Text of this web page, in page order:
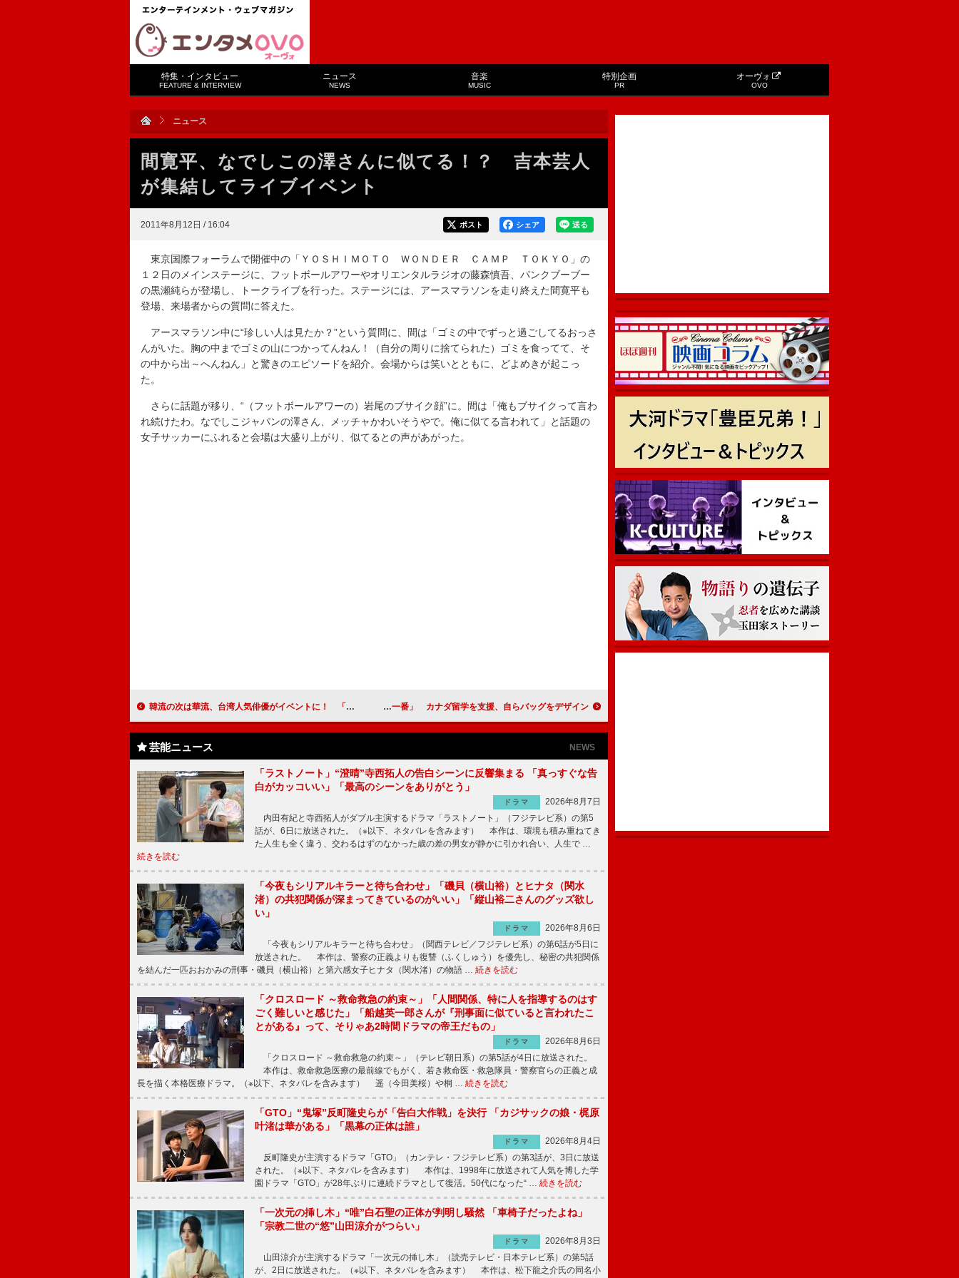
特集・インタビュー
FEATURE & INTERVIEW
ニュース
NEWS
音楽
MUSIC
特別企画
PR
オーヴォ
OVO
ニュース
間寛平、なでしこの澤さんに似てる！？ 吉本芸人
が集結してライブイベント
2011年8月12日 / 16:04 送る
シェア
ポスト
東京国際フォーラムで開催中の「ＹＯＳＨＩＭＯＴＯ ＷＯＮＤＥＲ ＣＡＭＰ ＴＯＫＹＯ」の
１２日のメインステージに、フットボールアワーやオリエンタルラジオの藤森慎吾、パンクブーブー
の黒瀬純らが登場し、トークライブを行った。ステージには、アースマラソンを走り終えた間寛平も
登場、来場者からの質問に答えた。
アースマラソン中に“珍しい人は見たか？”という質問に、間は「ゴミの中でずっと過ごしてるおっさ
んがいた。胸の中までゴミの山につかってんねん！（自分の周りに捨てられた）ゴミを食ってて、そ
の中から出～へんねん」と驚きのエピソードを紹介。会場からは笑いとともに、どよめきが起こっ
た。
さらに話題が移り、“（フットボールアワーの）岩尾のブサイク顔”に。間は「俺もブサイクって言わ
れ続けたわ。なでしこジャパンの澤さん、メッチャかわいそうやで。俺に似てる言われて」と話題の
女子サッカーにふれると会場は大盛り上がり、似てるとの声があがった。
韓流の次は華流、台湾人気俳優がイベントに！ 「男性は優しい」台湾で活躍中の佐藤麻衣も絶賛 アヴリル・ラヴィーン「日本のファッションが一番」 カナダ留学を支援、自らバッグをデザイン
芸能ニュース NEWS
「ラストノート」“澄晴”寺西拓人の告白シーンに反響集まる 「真っすぐな告
白がカッコいい」「最高のシーンをありがとう」
ドラマ
2026年8月7日
内田有紀と寺西拓人がダブル主演するドラマ「ラストノート」（フジテレビ系）の第5
話が、6日に放送された。（※以下、ネタバレを含みます） 本作は、環境も積み重ねてき
た人生も全く違う、交わるはずのなかった歳の差の男女が静かに引かれ合い、人生で …
続きを読む
「今夜もシリアルキラーと待ち合わせ」「磯貝（横山裕）とヒナタ（関水
渚）の共犯関係が深まってきているのがいい」「縦山裕二さんのグッズ欲し
い」
ドラマ
2026年8月6日
「今夜もシリアルキラーと待ち合わせ」（関西テレビ／フジテレビ系）の第6話が5日に
放送された。 本作は、警察の正義よりも復讐（ふくしゅう）を優先し、秘密の共犯関係
を結んだ一匹おおかみの刑事・磯貝（横山裕）と第六感女子ヒナタ（関水渚）の物語 … 続きを読む
「クロスロード ～救命救急の約束～」「人間関係、特に人を指導するのはす
ごく難しいと感じた」「船越英一郎さんが『刑事面に似ていると言われたこ
とがある』って、そりゃあ2時間ドラマの帝王だもの」
ドラマ
2026年8月6日
「クロスロード ～救命救急の約束～」（テレビ朝日系）の第5話が4日に放送された。
本作は、救命救急医療の最前線でもがく、若き救命医・救急隊員・警察官らの正義と成
長を描く本格医療ドラマ。（※以下、ネタバレを含みます） 遥（今田美桜）や桐 … 続きを読む
「GTO」“鬼塚”反町隆史らが「告白大作戦」を決行 「カジサックの娘・梶原
叶渚は華がある」「黒幕の正体は誰」
ドラマ
2026年8月4日
反町隆史が主演するドラマ「GTO」（カンテレ・フジテレビ系）の第3話が、3日に放送
された。（※以下、ネタバレを含みます） 本作は、1998年に放送されて人気を博した学
園ドラマ「GTO」が28年ぶりに連続ドラマとして復活。50代になった“ … 続きを読む
「一次元の挿し木」“唯”白石聖の正体が判明し騒然 「車椅子だったよね」
「宗教二世の“悠”山田涼介がつらい」
ドラマ
2026年8月3日
山田涼介が主演するドラマ「一次元の挿し木」（読売テレビ・日本テレビ系）の第5話
が、2日に放送された。（※以下、ネタバレを含みます） 本作は、松下龍之介氏の同名小